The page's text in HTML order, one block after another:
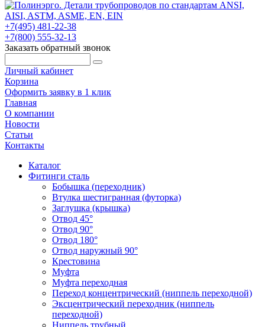
+7(495) 481-22-38
+7(800) 555-32-13
Заказать обратный звонок
Личный кабинет
Корзина
Оформить заявку в 1 клик
Главная
О компании
Новости
Статьи
Контакты
Каталог
Фитинги сталь
Бобышка (переходник)
Втулка шестигранная (футорка)
Заглушка (крышка)
Отвод 45°
Отвод 90°
Отвод 180°
Отвод наружный 90°
Крестовина
Муфта
Муфта переходная
Переход концентрический (ниппель переходной)
Эксцентрический переходник (ниппель
переходной)
Ниппель трубный